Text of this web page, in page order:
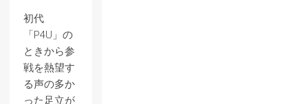
初代
「P4U」の
ときから参
戦を熱望す
る声の多か
った足立が